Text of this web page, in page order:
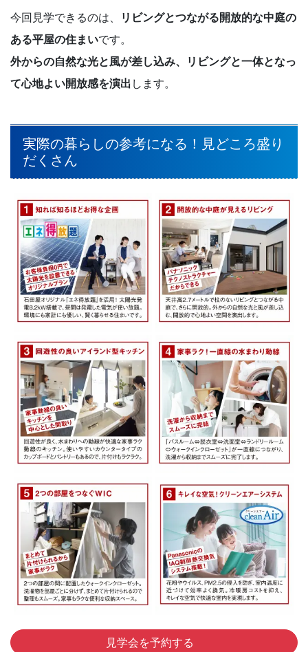
今回見学できるのは、
リビングとつながる開放的な中庭の
ある平屋の住まいです。
外からの自然な光と風が差し込み、リビングと一体となっ
て心地よい開放感を演出 します。
実際の暮らしの参考になる！見どころ盛り
だくさん
見学会を予約する